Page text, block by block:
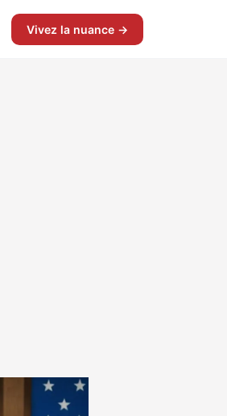
Vivez la nuance →